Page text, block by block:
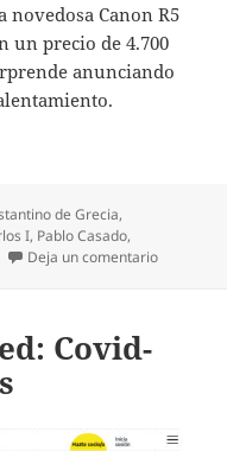
novedosa Canon R5
un precio de 4.700
anunciando
de Grecia,
I, Pablo Casado,
Deja un comentarioen
Covid-